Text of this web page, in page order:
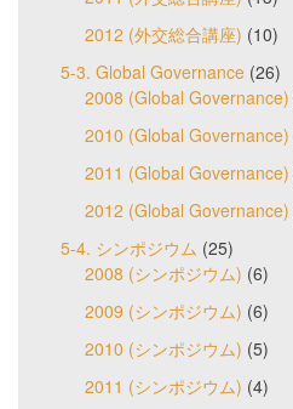
2012 (外交総合講座) (10)
5-3. Global Governance (26)
2008 (Global Governance)
2010 (Global Governance)
2011 (Global Governance)
2012 (Global Governance)
5-4. シンポジウム (25)
2008 (シンポジウム) (6)
2009 (シンポジウム) (6)
2010 (シンポジウム) (5)
2011 (シンポジウム) (4)